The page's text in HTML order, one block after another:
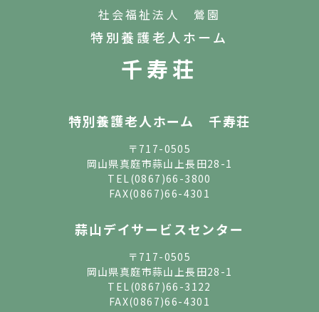
社会福祉法人 鶯園
特別養護老人ホーム
千寿荘
特別養護老人ホーム 千寿荘
〒717-0505
岡山県真庭市蒜山上長田28-1
TEL(0867)66-3800
FAX(0867)66-4301
蒜山デイサービスセンター
〒717-0505
岡山県真庭市蒜山上長田28-1
TEL(0867)66-3122
FAX(0867)66-4301